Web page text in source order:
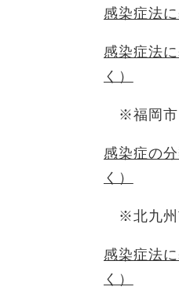
感染症法
感染症法
く）
※福岡市
感染症の
く）
※北九州
感染症法
く）